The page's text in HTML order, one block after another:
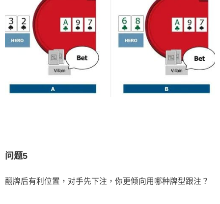
问题5
翻牌后有利位置，对手先下注，你更倾向用哪种牌型跟注？